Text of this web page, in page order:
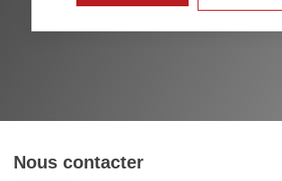
Nous contacter